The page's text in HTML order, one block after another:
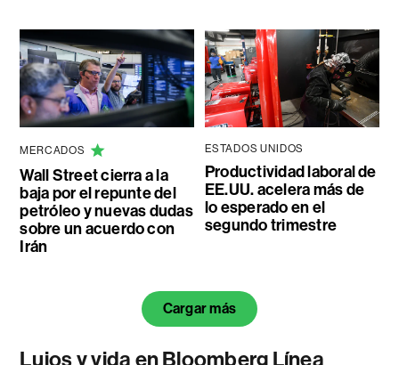
MERCADOS
Wall Street cierra a la
baja por el repunte del
petróleo y nuevas dudas
sobre un acuerdo con
Irán
ESTADOS UNIDOS
Productividad laboral de
EE.UU. acelera más de
lo esperado en el
segundo trimestre
Cargar más
Lujos y vida en Bloomberg Línea